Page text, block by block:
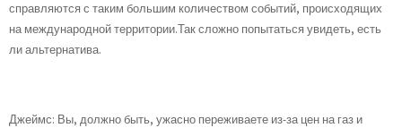
справляются с таким большим количеством событий, происходящих
на международной территории.Так сложно попытаться увидеть, есть
ли альтернатива.
Джеймс: Вы, должно быть, ужасно переживаете из-за цен на газ и